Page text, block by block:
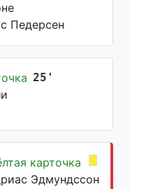
Педерсен
25'
карточка
Эдмундссон